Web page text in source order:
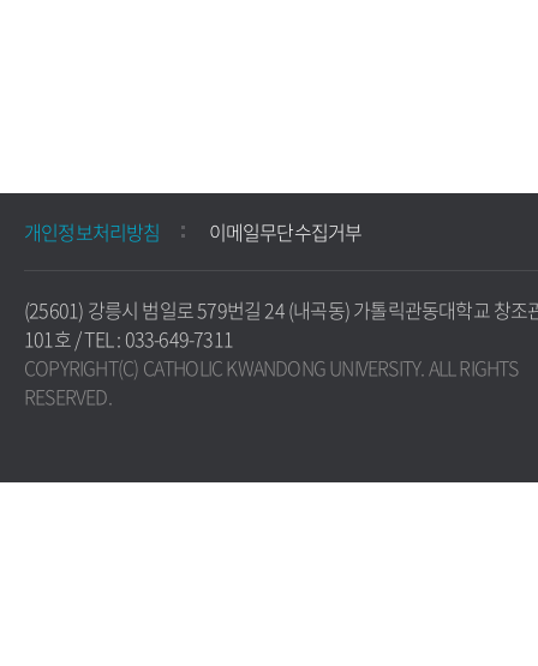
개인정보처리방침 이메일무단수집거부
(25601) 강릉시 범일로 579번길 24 (내곡동) 가톨릭관동대학교 창조
101호 / TEL : 033-649-7311
COPYRIGHT(C) CATHOLIC KWANDONG UNIVERSITY. ALL RIGHTS
RESERVED.